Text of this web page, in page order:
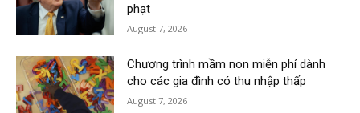
phạt
August 7, 2026
Chương trình mầm non miễn phí dành
cho các gia đình có thu nhập thấp
August 7, 2026